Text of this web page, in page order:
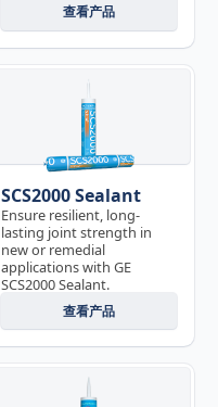
查看产品
SCS2000 Sealant
Ensure resilient, long-
lasting joint strength in
new or remedial
applications with GE
SCS2000 Sealant.
查看产品